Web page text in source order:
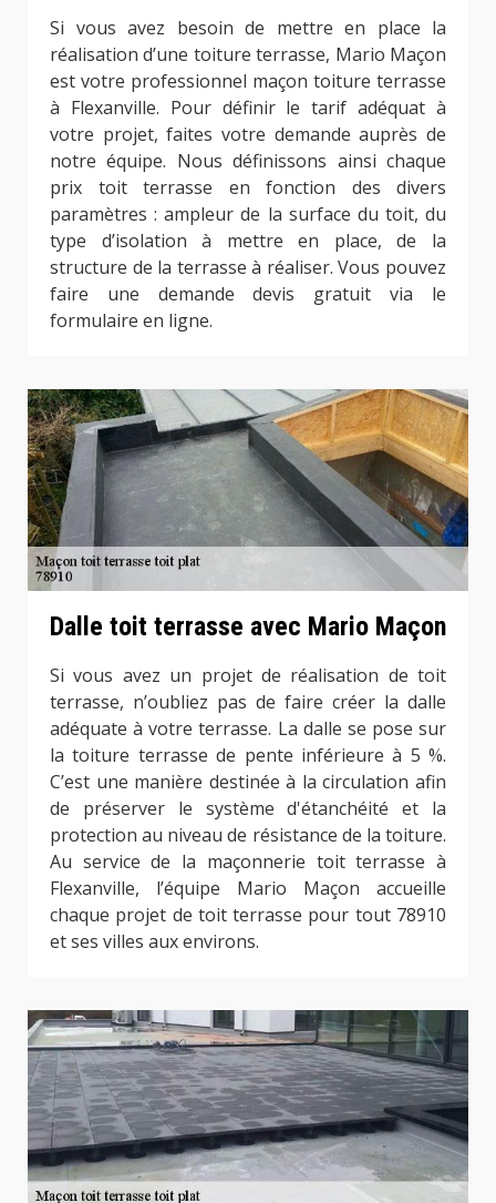
Si vous avez besoin de mettre en place la
réalisation d’une toiture terrasse, Mario Maçon
est votre professionnel maçon toiture terrasse
à Flexanville. Pour définir le tarif adéquat à
votre projet, faites votre demande auprès de
notre équipe. Nous définissons ainsi chaque
prix toit terrasse en fonction des divers
paramètres : ampleur de la surface du toit, du
type d’isolation à mettre en place, de la
structure de la terrasse à réaliser. Vous pouvez
faire une demande devis gratuit via le
formulaire en ligne.
Dalle toit terrasse avec Mario Maçon
Si vous avez un projet de réalisation de toit
terrasse, n’oubliez pas de faire créer la dalle
adéquate à votre terrasse. La dalle se pose sur
la toiture terrasse de pente inférieure à 5 %.
C’est une manière destinée à la circulation afin
de préserver le système d'étanchéité et la
protection au niveau de résistance de la toiture.
Au service de la maçonnerie toit terrasse à
Flexanville, l’équipe Mario Maçon accueille
chaque projet de toit terrasse pour tout 78910
et ses villes aux environs.